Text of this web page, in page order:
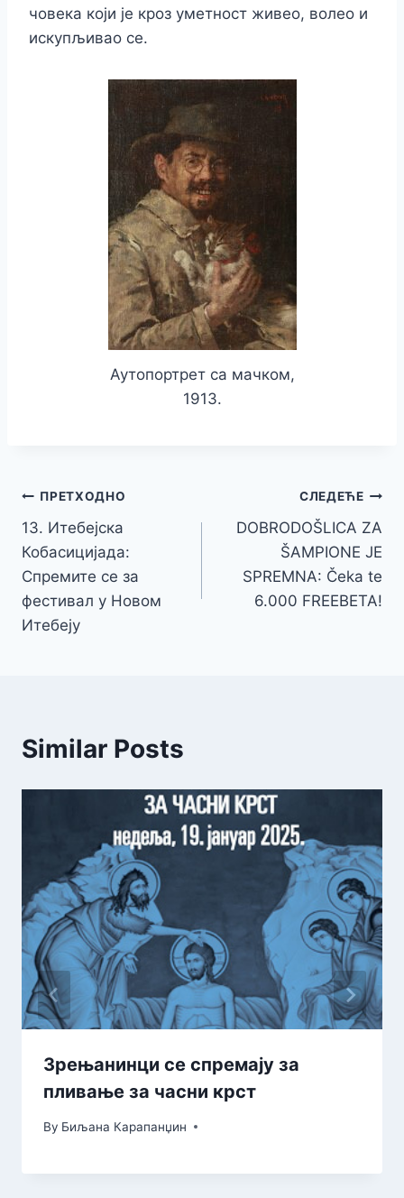
човека који је кроз уметност живео, волео и
искупљивао се.
Аутопортрет са мачком,
1913.
Кретање
чланка
ПРЕТХОДНО
13. Итебејска
Кобасицијада:
Спремите се за
фестивал у Новом
Итебеју
СЛЕДЕЋЕ
DOBRODOŠLICA ZA
ŠAMPIONE JE
SPREMNA: Čeka te
6.000 FREEBETA!
Similar Posts
Зрењанинци се спремају за
пливање за часни крст
By Биљана Карапанџин